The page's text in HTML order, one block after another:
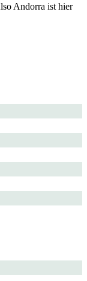
Andorra ist hier